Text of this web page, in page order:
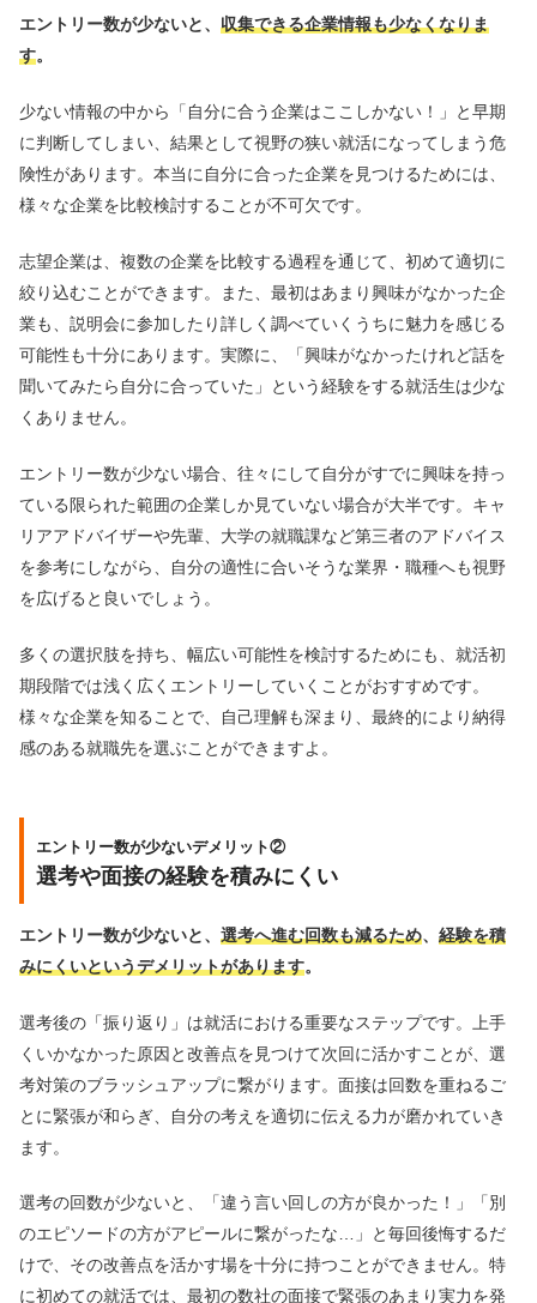
エントリー数が少ないと、 収集できる企業情報も少なくなりま
す。
少ない情報の中から「自分に合う企業はここしかない！」と早期
に判断してしまい、結果として視野の狭い就活になってしまう危
険性があります。本当に自分に合った企業を見つけるためには、
様々な企業を比較検討することが不可欠です。
志望企業は、複数の企業を比較する過程を通じて、初めて適切に
絞り込むことができます。また、最初はあまり興味がなかった企
業も、説明会に参加したり詳しく調べていくうちに魅力を感じる
可能性も十分にあります。実際に、「興味がなかったけれど話を
聞いてみたら自分に合っていた」という経験をする就活生は少な
くありません。
エントリー数が少ない場合、往々にして自分がすでに興味を持っ
ている限られた範囲の企業しか見ていない場合が大半です。キャ
リアアドバイザーや先輩、大学の就職課など第三者のアドバイス
を参考にしながら、自分の適性に合いそうな業界・職種へも視野
を広げると良いでしょう。
多くの選択肢を持ち、幅広い可能性を検討するためにも、就活初
期段階では浅く広くエントリーしていくことがおすすめです。
様々な企業を知ることで、自己理解も深まり、最終的により納得
感のある就職先を選ぶことができますよ。
エントリー数が少ないデメリット②
選考や面接の経験を積みにくい
エントリー数が少ないと、 選考へ進む回数も減るため、 経験を積
みにくいというデメリットがあります。
選考後の「振り返り」は就活における重要なステップです。上手
くいかなかった原因と改善点を見つけて次回に活かすことが、選
考対策のブラッシュアップに繋がります。面接は回数を重ねるご
とに緊張が和らぎ、自分の考えを適切に伝える力が磨かれていき
ます。
選考の回数が少ないと、「違う言い回しの方が良かった！」「別
のエピソードの方がアピールに繋がったな…」と毎回後悔するだ
けで、その改善点を活かす場を十分に持つことができません。特
に初めての就活では、最初の数社の面接で緊張のあまり実力を発